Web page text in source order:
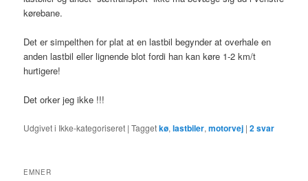
kørebane.
Det er simpelthen for plat at en lastbil begynder at overhale en
anden lastbil eller lignende blot fordi han kan køre 1-2 km/t
hurtigere!
Det orker jeg ikke !!!
Udgivet i Ikke-kategoriseret |Taggetkø,lastbiler,motorvej |2svar
EMNER